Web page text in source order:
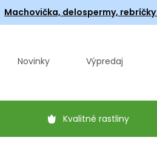
Machovička, delospermy, rebríčky
Novinky Výpredaj
Kvalitné rastliny